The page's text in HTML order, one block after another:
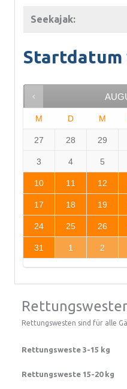
Seekajak:
Startdatum
M D M
27 28 29
3 4 5
10 11 12
17 18 19
24 25 26
31 1 2
Rettungswesten sind für alle
Rettungsweste 3-15 kg
Rettungsweste 15-20 kg